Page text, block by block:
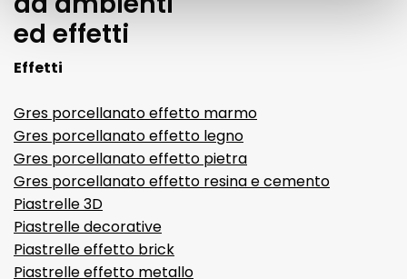
ed effetti
Effetti
Gres porcellanato effetto marmo
Gres porcellanato effetto legno
Gres porcellanato effetto pietra
Gres porcellanato effetto resina e cemento
Piastrelle 3D
Piastrelle decorative
Piastrelle effetto brick
Piastrelle effetto metallo